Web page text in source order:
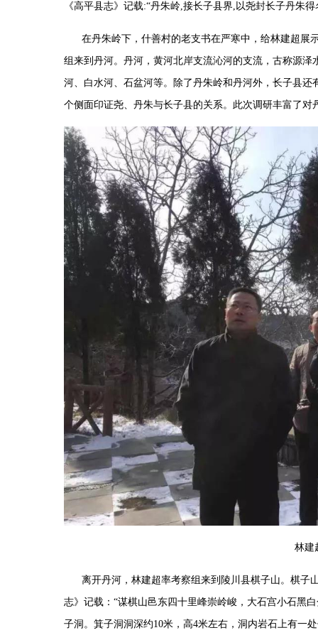
《高平县志》记载:“丹朱岭 接长子县界 以尧封长子丹朱得
在丹朱岭下，什善村的老支书在严寒中，给林建超展
组来到丹河。丹河，黄河北岸支流沁河的支流，古称源
河、白水河、石盆河等。除了丹朱岭和丹河外，长子县还
个侧面印证尧、丹朱与长子县的关系。此次调研丰富了对
林建
离开丹河，林建超率考察组来到陵川县棋子山。棋子
志》记载： “谋棋山邑东四十里峰崇岭峻，大石宫小石黑
子洞。箕子洞洞深约10米，高4米左右，洞内岩石上有一